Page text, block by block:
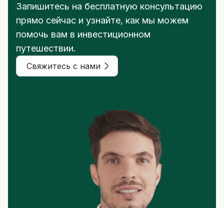
Запишитесь на бесплатную консультацию
прямо сейчас и узнайте, как мы можем
помочь вам в инвестиционном
путешествии.
Свяжитесь с нами